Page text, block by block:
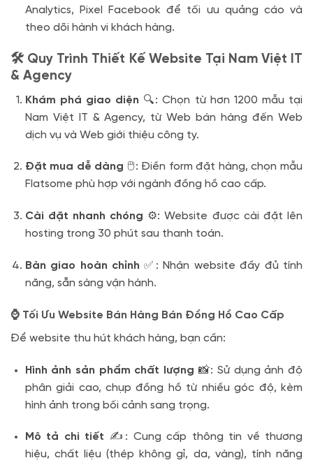
Analytics, Pixel Facebook để tối ưu quảng cáo và
theo dõi hành vi khách hàng.
🛠️ Quy Trình Thiết Kế Website Tại Nam Việt IT
& Agency
Khám phá giao diện 🔍: Chọn từ hơn 1200 mẫu tại
Nam Việt IT & Agency, từ Web bán hàng đến Web
dịch vụ và Web giới thiệu công ty.
Đặt mua dễ dàng 🖱️: Điền form đặt hàng, chọn mẫu
Flatsome phù hợp với ngành đồng hồ cao cấp.
Cài đặt nhanh chóng ⚙️: Website được cài đặt lên
hosting trong 30 phút sau thanh toán.
Bàn giao hoàn chỉnh ✅: Nhận website đầy đủ tính
năng, sẵn sàng vận hành.
⌚ Tối Ưu Website Bán Hàng Bán Đồng Hồ Cao Cấp
Để website thu hút khách hàng, bạn cần:
Hình ảnh sản phẩm chất lượng 📸: Sử dụng ảnh độ
phân giải cao, chụp đồng hồ từ nhiều góc độ, kèm
hình ảnh trong bối cảnh sang trọng.
Mô tả chi tiết ✍️: Cung cấp thông tin về thương
hiệu, chất liệu (thép không gỉ, da, vàng), tính năng